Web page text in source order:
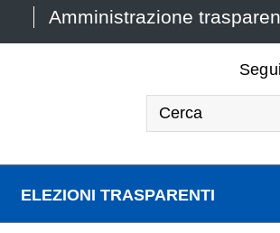
Amministrazione
ELEZIONI TRASPARENTI